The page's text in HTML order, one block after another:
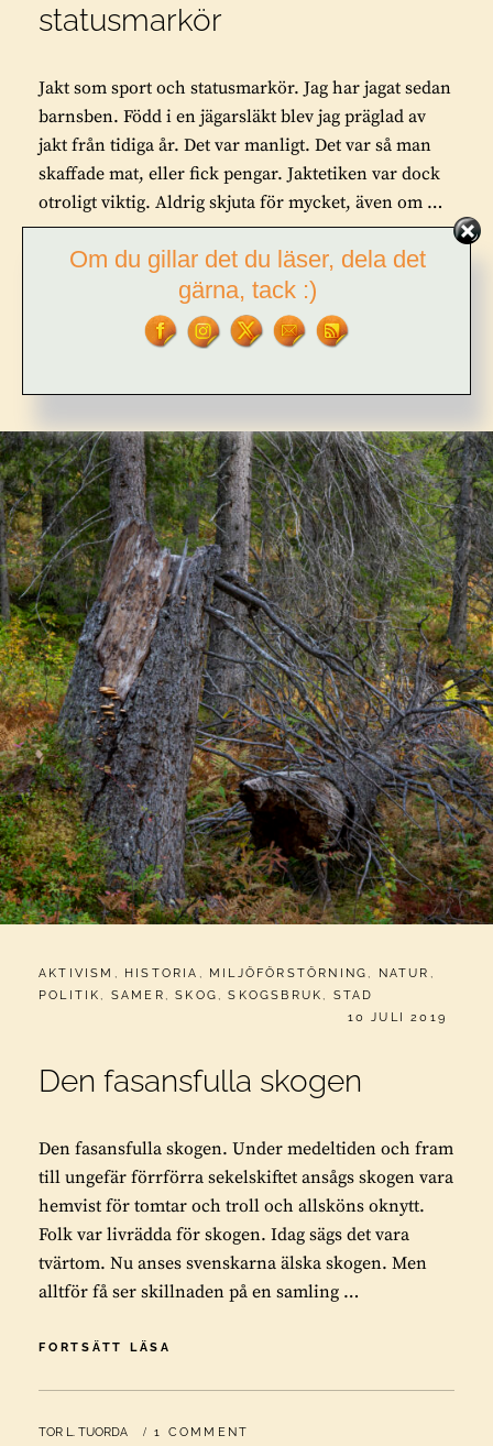
statusmarkör
Jakt som sport och statusmarkör. Jag har jagat sedan
barnsben. Född i en jägarsläkt blev jag präglad av
jakt från tidiga år. Det var manligt. Det var så man
skaffade mat, eller fick pengar. Jaktetiken var dock
otroligt viktig. Aldrig skjuta för mycket, även om …
FORTSÄTT LÄSA
JAKT
SOM
SPORT
OCH
STATUSMARKÖR
2 COMMENTS
CATEGORIES:
AKTIVISM , HISTORIA , MILJÖFÖRSTÖRNING , NATUR ,
POLITIK , SAMER ,SKOG ,SKOGSBRUK , STAD
PUBLICERAT
10 JULI 2019
Den fasansfulla skogen
Den fasansfulla skogen. Under medeltiden och fram
till ungefär förrförra sekelskiftet ansågs skogen vara
hemvist för tomtar och troll och allsköns oknytt.
Folk var livrädda för skogen. Idag sägs det vara
tvärtom. Nu anses svenskarna älska skogen. Men
alltför få ser skillnaden på en samling …
FORTSÄTT LÄSA
SKOGEN
BY
TOR L. TUORDA 1 COMMENT
Om du gillar det du läser, dela det
gärna, tack :)